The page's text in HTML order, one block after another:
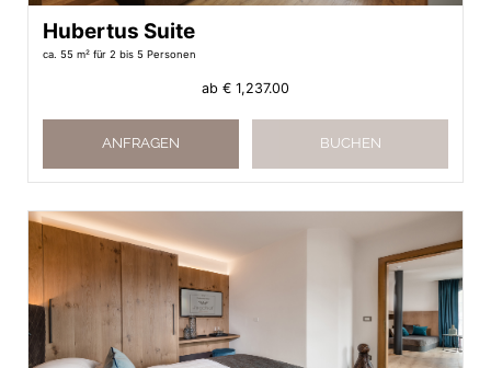
Hubertus Suite
ca. 55 m² für 2 bis 5 Personen
ab € 1,237.00
ANFRAGEN BUCHEN